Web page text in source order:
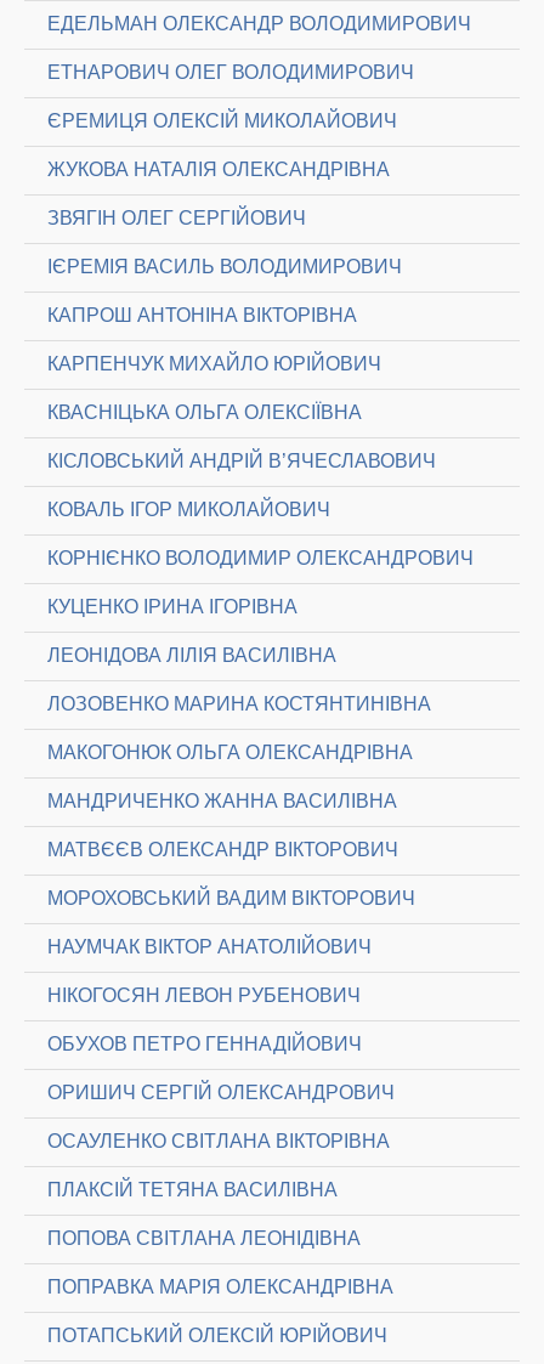
ЕДЕЛЬМАН ОЛЕКСАНДР ВОЛОДИМИРОВИЧ
ЕТНАРОВИЧ ОЛЕГ ВОЛОДИМИРОВИЧ
ЄРЕМИЦЯ ОЛЕКСІЙ МИКОЛАЙОВИЧ
ЖУКОВА НАТАЛІЯ ОЛЕКСАНДРІВНА
ЗВЯГІН ОЛЕГ СЕРГІЙОВИЧ
ІЄРЕМІЯ ВАСИЛЬ ВОЛОДИМИРОВИЧ
КАПРОШ АНТОНІНА ВІКТОРІВНА
КАРПЕНЧУК МИХАЙЛО ЮРІЙОВИЧ
КВАСНІЦЬКА ОЛЬГА ОЛЕКСІЇВНА
КІСЛОВСЬКИЙ АНДРІЙ В’ЯЧЕСЛАВОВИЧ
КОВАЛЬ ІГОР МИКОЛАЙОВИЧ
КОРНІЄНКО ВОЛОДИМИР ОЛЕКСАНДРОВИЧ
КУЦЕНКО ІРИНА ІГОРІВНА
ЛЕОНІДОВА ЛІЛІЯ ВАСИЛІВНА
ЛОЗОВЕНКО МАРИНА КОСТЯНТИНІВНА
МАКОГОНЮК ОЛЬГА ОЛЕКСАНДРІВНА
МАНДРИЧЕНКО ЖАННА ВАСИЛІВНА
МАТВЄЄВ ОЛЕКСАНДР ВІКТОРОВИЧ
МОРОХОВСЬКИЙ ВАДИМ ВІКТОРОВИЧ
НАУМЧАК ВІКТОР АНАТОЛІЙОВИЧ
НІКОГОСЯН ЛЕВОН РУБЕНОВИЧ
ОБУХОВ ПЕТРО ГЕННАДІЙОВИЧ
ОРИШИЧ СЕРГІЙ ОЛЕКСАНДРОВИЧ
ОСАУЛЕНКО СВІТЛАНА ВІКТОРІВНА
ПЛАКСІЙ ТЕТЯНА ВАСИЛІВНА
ПОПОВА СВІТЛАНА ЛЕОНІДІВНА
ПОПРАВКА МАРІЯ ОЛЕКСАНДРІВНА
ПОТАПСЬКИЙ ОЛЕКСІЙ ЮРІЙОВИЧ